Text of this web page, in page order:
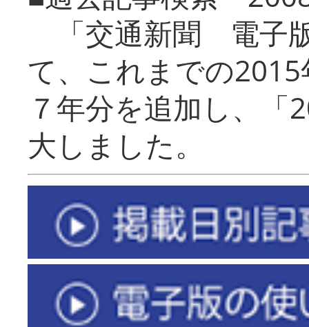
「交通新聞 電子
て、これまでの
７年分を追加し、「
大しまし